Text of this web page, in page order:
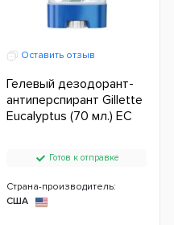
Оставить отзыв
Гелевый дезодорант-
антиперспирант Gillette
Eucalyptus (70 мл.) ЕС
Готов к отправке
Страна-производитель:
США